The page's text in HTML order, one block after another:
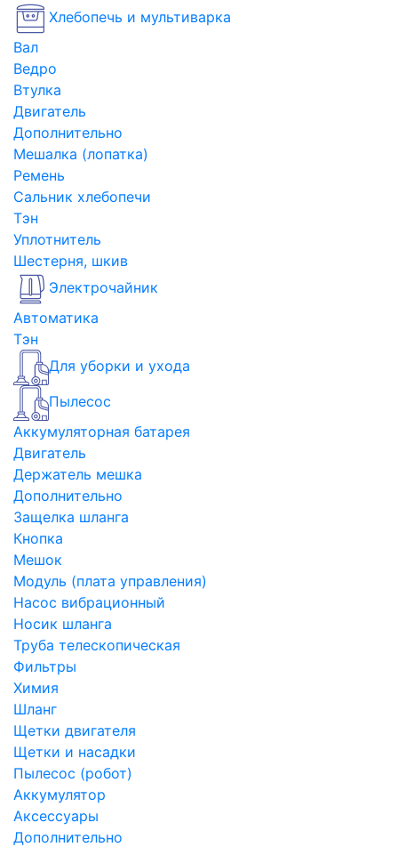
Хлебопечь и мультиварка
Вал
Ведро
Втулка
Двигатель
Дополнительно
Мешалка (лопатка)
Ремень
Сальник хлебопечи
Тэн
Уплотнитель
Шестерня, шкив
Электрочайник
Автоматика
Тэн
Для уборки и ухода
Пылесос
Аккумуляторная батарея
Двигатель
Держатель мешка
Дополнительно
Защелка шланга
Кнопка
Мешок
Модуль (плата управления)
Насос вибрационный
Носик шланга
Труба телескопическая
Фильтры
Химия
Шланг
Щетки двигателя
Щетки и насадки
Пылесос (робот)
Аккумулятор
Аксессуары
Дополнительно